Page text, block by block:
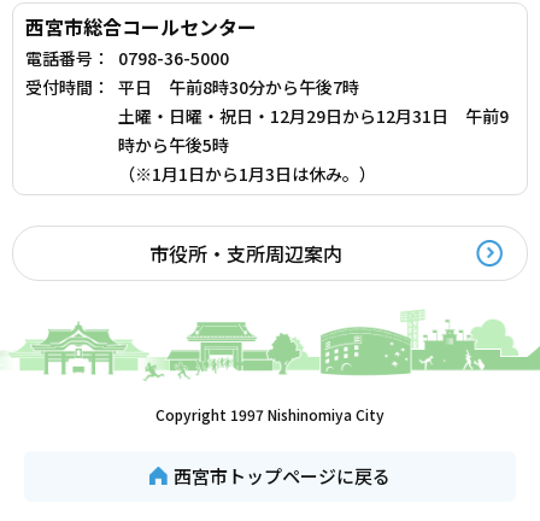
西宮市総合コールセンター
電話番号：
0798-36-5000
受付時間：
平日 午前8時30分から午後7時
土曜・日曜・祝日・12月29日から12月31日 午前9
時から午後5時
（※1月1日から1月3日は休み。）
市役所・支所周辺案内
Copyright 1997 Nishinomiya City
西宮市トップページに戻る